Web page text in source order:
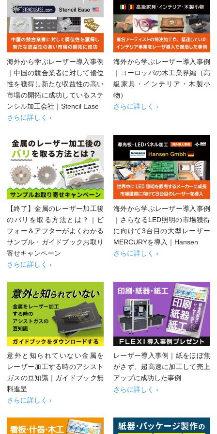
海外から学ぶレーザー導入事例
｜中国の競合業者に対して優位
性を獲得し新たな収益性の高い
市場の開拓に成功しているステ
ンシル加工会社｜Stencil Ease
さらに詳しく ›
海外から学ぶレーザー導入事例
｜ヨーロッパの木工業界編（高
級家具・インテリア・木製小
物）
さらに詳しく ›
【終了】金属のレーザー加工後
のバリを取る方法とは？｜ビ
フォー＆アフターがよくわかる
サンプル・ガイドブックお取り
寄せキャンペーン
さらに詳しく ›
海外から学ぶレーザー導入事例
｜さらなるLED照明の市場獲得
に向けて3台目の大型レーザー
MERCURYを導入｜Hansen
さらに詳しく ›
意外と知られていない金属を
レーザー加工する時のアシスト
ガスの豆知識｜ガイドブック無
料進呈
さらに詳しく ›
レーザー導入事例｜紙をほぼ焦
がさず、超高速に加工して売上
アップに成功した事例
さらに詳しく ›